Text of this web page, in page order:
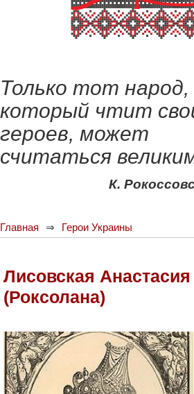
Только тот народ,
который чтит
героев, может
считаться
К.
Главная Герои Украины
Лисовская
(Роксолана)